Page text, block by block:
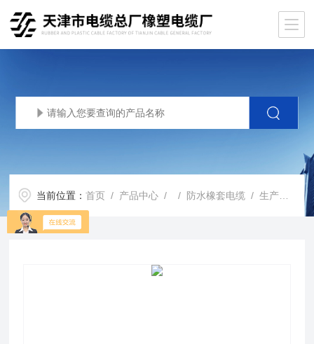
当前位置：首页 / 产品中心 / / 防水橡套电缆 / 生产基地JHS 3*2.5橡套软电缆 JHS1*4防水电缆厂家